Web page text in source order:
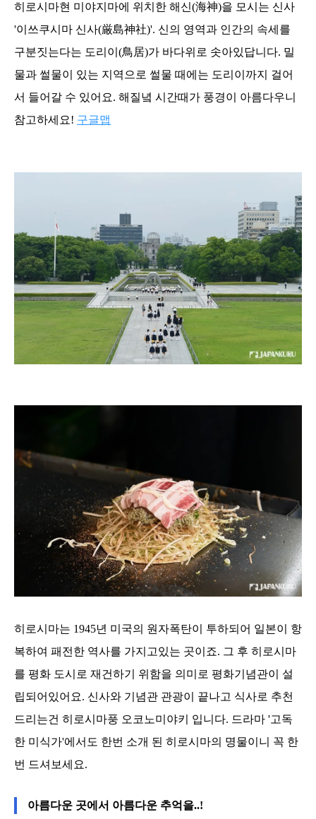
히로시마현 미야지마에 위치한 해신(海神)을 모시는 신사
'이쓰쿠시마 신사(厳島神社)'. 신의 영역과 인간의 속세를
구분짓는다는 도리이(鳥居)가 바다위로 솟아있답니다. 밀
물과 썰물이 있는 지역으로 썰물 때에는 도리이까지 걸어
서 들어갈 수 있어요. 해질녘 시간때가 풍경이 아름다우니
참고하세요! 구글맵
히로시마는 1945년 미국의 원자폭탄이 투하되어 일본이 항
복하여 패전한 역사를 가지고있는 곳이죠. 그 후 히로시마
를 평화 도시로 재건하기 위함을 의미로 평화기념관이 설
립되어있어요. 신사와 기념관 관광이 끝나고 식사로 추천
드리는건 히로시마풍 오코노미야키 입니다. 드라마 '고독
한 미식가'에서도 한번 소개 된 히로시마의 명물이니 꼭 한
번 드셔보세요.
아름다운 곳에서 아름다운 추억을..!